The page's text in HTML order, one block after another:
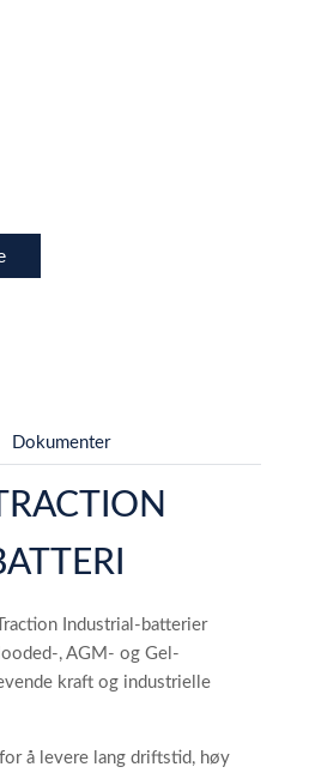
Dokumenter
Industrial-batterier
, AGM- og Gel-
kraft og industrielle
å levere lang driftstid, høy